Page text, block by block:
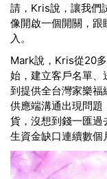
請，Kris說，讓我們
像開啟一個開關，跟
入。
Mark說，Kris從20
始，建立客戶名單、
到提供全台灣家樂
供應端溝通出現問
貨，沒想到錢一匯
生資金缺口連續數個